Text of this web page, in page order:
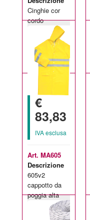
Cinghie cor
cordo
intrecciata - 1
disponibili:
1 m
€
83,83
IVA esclusa
Art. MA605
Descrizione
605v2
cappotto da
poggia alta
visibilità giallo
o arancio
Taglie
disponibili: